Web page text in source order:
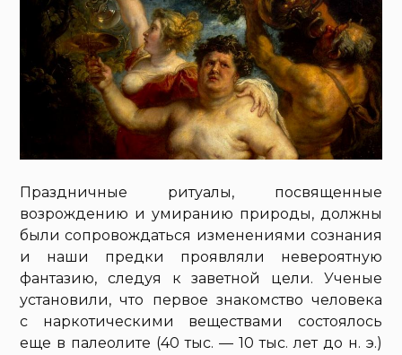
Праздничные ритуалы, посвященные
возрождению и умиранию природы, должны
были сопровождаться изменениями сознания
и наши предки проявляли невероятную
фантазию, следуя к заветной цели. Ученые
установили, что первое знакомство человека
с наркотическими веществами состоялось
еще в палеолите (40 тыс. — 10 тыс. лет до н. э.)